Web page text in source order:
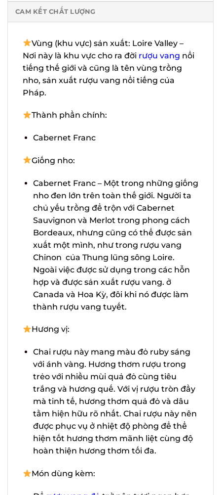
CAM KẾT CHẤT LƯỢNG
Vùng (khu vực) sản xuất: Loire Valley –
Nơi này là khu vực cho ra đời rượu vang
nổi tiếng thế giới và cũng là tên vùng
trồng nho, sản xuất rượu vang nổi tiếng
của Pháp.
Thành phần chính:
Cabernet Franc
Giống nho:
Cabernet Franc – Một trong những
giống nho đen lớn trên toàn thế giới.
Người ta chủ yếu trồng để trộn với
Cabernet Sauvignon và Merlot trong
phong cách Bordeaux, nhưng cũng có
thể được sản xuất một mình, như
trong rượu vang Chinon của Thung
lũng sông Loire. Ngoài việc được sử
dụng trong các hỗn hợp và được sản
xuất rượu vang. ở Canada và Hoa Kỳ,
đôi khi nó được làm thành rượu vang
Chai rượu này mang màu đỏ ruby sáng
với ánh vàng. Hương thơm rượu trong
trẻo với nhiều mùi quả đỏ cùng tiêu
trắng và hương quế. Với vị rượu tròn
đầy mà tinh tế, hương thơm quả đỏ và
dâu tằm hiện hữu rõ nhất. Chai rượu
này nên được phục vụ ở nhiệt độ
phòng để thể hiện tốt hương thơm
thơm tối đa.